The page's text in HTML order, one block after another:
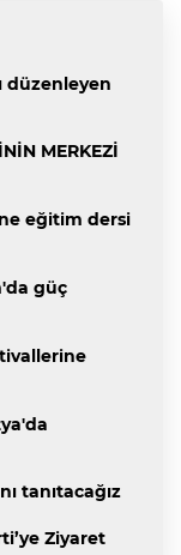
düzenleyen
MERKEZİ
eğitim dersi
güç
tanıtacağız
Ziyaret